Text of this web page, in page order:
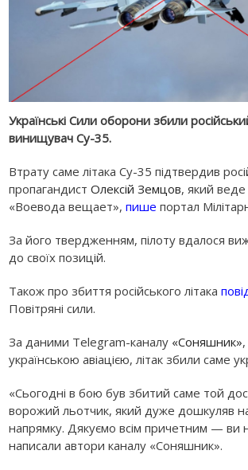
Українські Сили оборони збили
винищувач Су-35.
Втрату саме літака Су-35 підтвердив
пропагандистОлексій Земцов, який
«Воевода вещает»,пишепортал
За його твердженням, пілоту вдалося
до своїх позицій.
Також про збиття російського літака
Повітряні сили.
За даними Telegram-каналу «Соняшник»
українською авіацією, літак збили саме
«Сьогодні в бою був збитий саме той
ворожий льотчик, який дуже дошкуляв
напрямку. Дякуємо всім причетним — ви
написали автори каналу «Соняшник».